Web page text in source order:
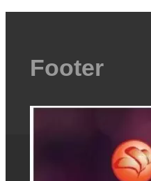
Footer